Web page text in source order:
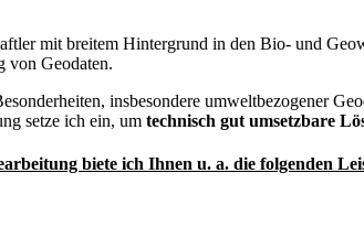
mit breitem Hintergrund in den Bio- und
von Geodaten.
insbesondere umweltbezogener
setze ich ein, um technisch gut umsetzbare
biete ich Ihnen u. a. die folgenden